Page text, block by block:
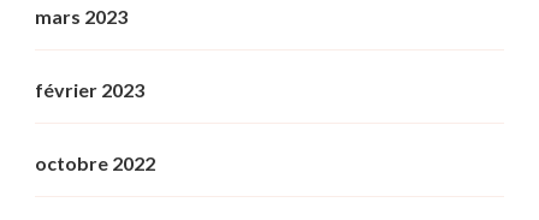
mars 2023
février 2023
octobre 2022